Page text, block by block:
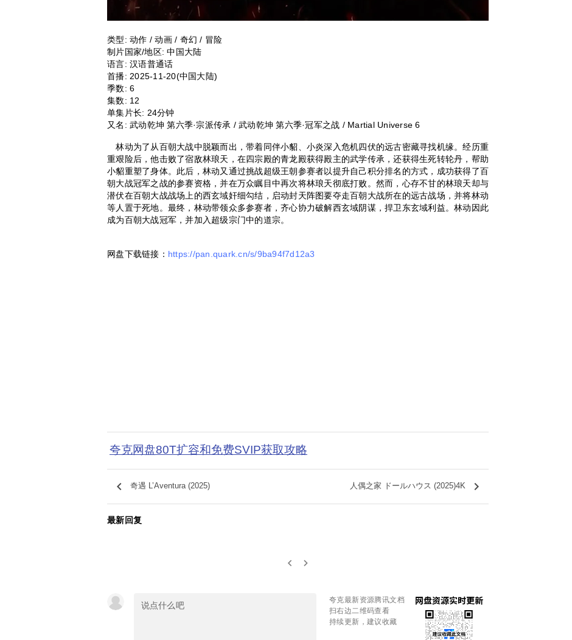
类型: 动作 / 动画 / 奇幻 / 冒险
制片国家/地区: 中国大陆
语言: 汉语普通话
首播: 2025-11-20(中国大陆)
季数: 6
集数: 12
单集片长: 24分钟
又名: 武动乾坤 第六季·宗派传承 / 武动乾坤 第六季·冠军之战 / Martial Universe 6
林动为了从百朝大战中脱颖而出，带着同伴小貂、小炎深入危机四伏的远古密藏寻找机缘。经历重
重艰险后，他击败了宿敌林琅天，在四宗殿的青龙殿获得殿主的武学传承，还获得生死转轮丹，帮助
小貂重塑了身体。此后，林动又通过挑战超级王朝参赛者以提升自己积分排名的方式，成功获得了百
朝大战冠军之战的参赛资格，并在万众瞩目中再次将林琅天彻底打败。然而，心存不甘的林琅天却与
潜伏在百朝大战战场上的西玄域奸细勾结，启动封天阵图要夺走百朝大战所在的远古战场，并将林动
等人置于死地。最终，林动带领众多参赛者，齐心协力破解西玄域阴谋，捍卫东玄域利益。林动因此
成为百朝大战冠军，并加入超级宗门中的道宗。
网盘下载链接： https://pan.quark.cn/s/9ba94f7d12a3
夸克网盘80T扩容和免费SVIP获取攻略
keyboard_arrow_left 奇遇 L’Aventura (2025) 人偶之家 ドールハウス (2025)4K keyboard_arrow_right
最新回复
keyboard_arrow_left keyboard_arrow_right
夸克最新资源腾讯文档
扫右边二维码查看
持续更新，建议收藏